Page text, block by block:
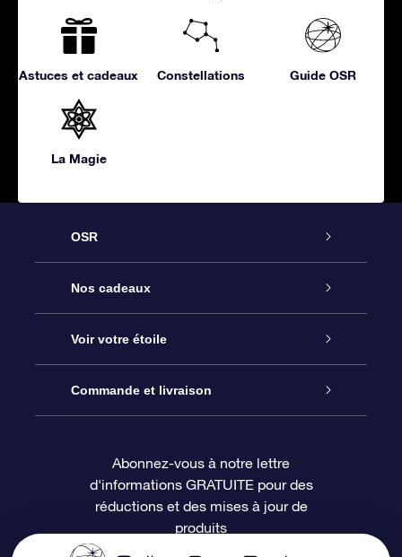
Astuces et cadeaux Constellations Guide OSR
La Magie
OSR
Service
À propos de l’OSR
Nous contacter
Questions fréquemment posées
Revues
Nos cadeaux
Cadeau d’étoile en ligne
Coffret cadeau OSR
Carte cadeau OSR
Voir votre étoile
Registre des étoiles
Page d’accueil personnalisée
Commande et livraison
Informations de paiement
Informations d’expédition
Abonnez-vous à notre lettre
d'informations GRATUITE pour des
réductions et des mises à jour de
produits